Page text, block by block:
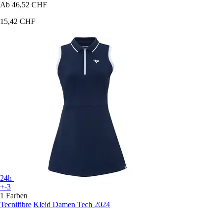
Ab 46,52 CHF
15,42 CHF
24h
+-3
1 Farben
Tecnifibre Kleid Damen Tech 2024